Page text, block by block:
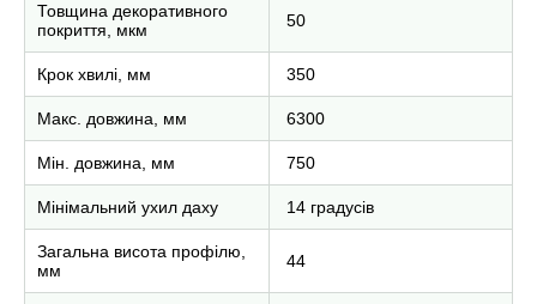
Товщина декоративного
покриття, мкм
50
Крок хвилі, мм 350
Макс. довжина, мм 6300
Мін. довжина, мм 750
Мінімальний ухил даху 14 градусів
Загальна висота профілю,
мм
44